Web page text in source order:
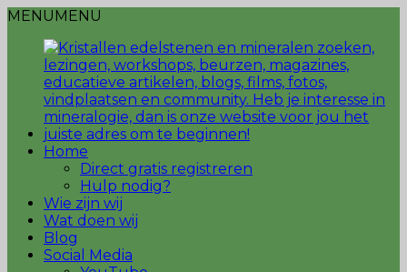
MENUMENU
Home
Direct gratis registreren
Hulp nodig?
Wie zijn wij
Wat doen wij
Blog
Social Media